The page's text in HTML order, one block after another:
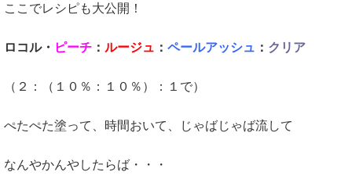
ここでレシピも大公開！
ロコル・ ピーチ ： ルージュ ： ペールアッシュ ： クリア
（２：（１０％：１０％）：１で）
ぺたぺた塗って、時間おいて、じゃばじゃば流して
なんやかんやしたらば・・・